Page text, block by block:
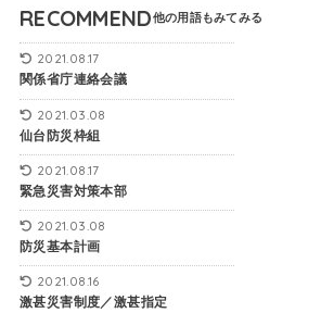
RECOMMEND
2021.08.17
関係省庁連絡会議
2021.03.08
仙台防災枠組
2021.08.17
緊急災害対策本部
2021.03.08
防災基本計画
2021.08.16
激甚災害制度／激甚指定